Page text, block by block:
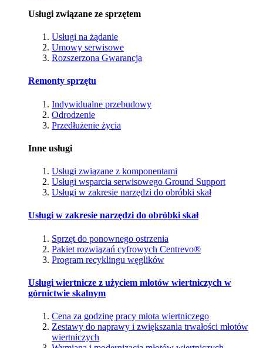
Usługi związane ze sprzętem
Usługi na żądanie
Umowy serwisowe
Rozszerzona Gwarancja
Remonty sprzętu
Indywidualne przebudowy
Odrodzenie
Przedłużenie życia
Inne usługi
Usługi związane z komponentami
Usługi wsparcia serwisowego Ground Support
Usługi w zakresie narzędzi do obróbki skał
Usługi w zakresie narzędzi do obróbki skał
Sprzęt do ponownego ostrzenia
Pakiet rozwiązań cyfrowych Centrevo®
Program recyklingu węglików
Usługi wiertnicze z użyciem młotów wiertniczych w
górnictwie skalnym
Cena za godzinę pracy młota wiertniczego
Zestawy do naprawy i zwiększania trwałości młotów
wiertniczych